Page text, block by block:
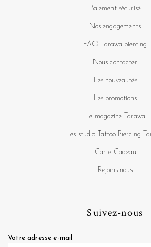
Paiement sécurisé
Nos engagements
FAQ Tarawa piercing
Nous contacter
Les nouveautés
Les promotions
Le magazine Tarawa
Les studio Tattoo Piercing
Carte Cadeau
Rejoins nous
Suivez-nous
Votre adresse e-mail